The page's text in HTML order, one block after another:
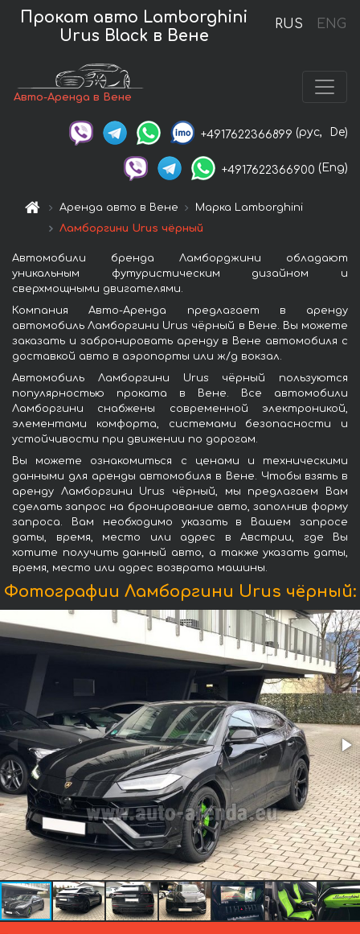
RUS ENG
Прокат авто Lamborghini
Urus Black в Вене
Авто-Аренда в Вене
+4917622366899 (рус, De)
+4917622366900 (Eng)
Аренда авто в Вене
Марка Lamborghini
Ламборгини Urus чёрный
Автомобили бренда Ламборджини обладают
уникальным футуристическим дизайном и
сверхмощными двигателями.
Компания Авто-Аренда предлагает в аренду
автомобиль Ламборгини Urus чёрный в Вене. Вы можете
заказать и забронировать аренду в Вене автомобиля с
доставкой авто в аэропорты или ж/д вокзал.
Автомобиль Ламборгини Urus чёрный пользуются
популярностью проката в Вене. Все автомобили
Ламборгини снабжены современной электроникой,
элементами комфорта, системами безопасности и
устойчивости при движении по дорогам.
Вы можете ознакомиться с ценами и техническими
данными для аренды автомобиля в Вене. Чтобы взять в
аренду Ламборгини Urus чёрный, мы предлагаем Вам
сделать запрос на бронирование авто, заполнив форму
запроса. Вам необходимо указать в Вашем запросе
даты, время, место или адрес в Австрии, где Вы
хотите получить данный авто, а также указать даты,
время, место или адрес возврата машины.
Фотографии Ламборгини Urus чёрный: